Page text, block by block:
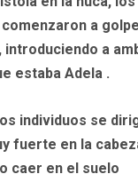
a
introduciendo a
estaba Adela .
individuos se
fuerte en la
caer en el suelo